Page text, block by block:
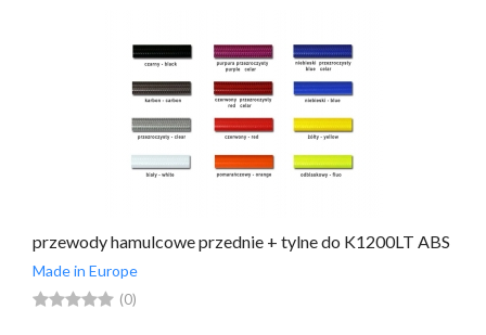
przewody hamulcowe przednie + tylne do K1200LT ABS
Made in Europe
 (0)